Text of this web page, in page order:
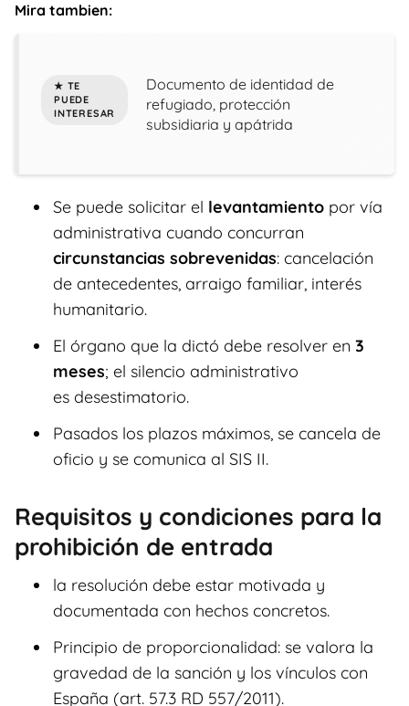
Mira tambien:
Documento de identidad de
refugiado, protección
subsidiaria y apátrida
Se puede solicitar el levantamiento por vía
administrativa cuando concurran
circunstancias sobrevenidas: cancelación
de antecedentes, arraigo familiar, interés
humanitario.
El órgano que la dictó debe resolver en 3
meses; el silencio administrativo
es desestimatorio.
Pasados los plazos máximos, se cancela de
oficio y se comunica al SIS II.
Requisitos y condiciones para la
prohibición de entrada
la resolución debe estar motivada y
documentada con hechos concretos.
Principio de proporcionalidad: se valora la
gravedad de la sanción y los vínculos con
España (art. 57.3 RD 557/2011).